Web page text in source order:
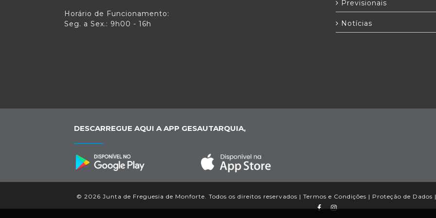
Horário de Funcionamento:
Seg. a Sex.: 9h00 - 16h
Previsionais
Notícias
DESCARREGUE AQUI A APP GESAUTARQUIA,
© 2026 Junta de Freguesia de Monforte. Todos os direitos reservados | Termos e Condições | Proteção de Dados